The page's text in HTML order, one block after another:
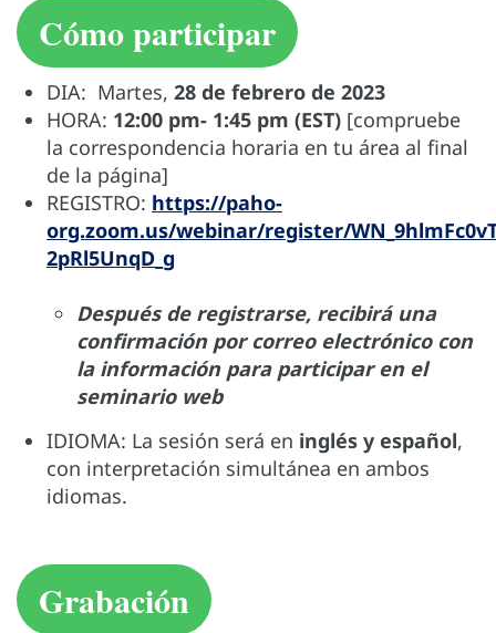
Cómo participar
DIA: Martes, 28 de febrero de 2023
HORA: 12:00 pm- 1:45 pm (EST) [compruebe
la correspondencia horaria en tu área al final
de la página]
REGISTRO: https://paho-
org.zoom.us/webinar/register/
2pRl5UnqD_g
Después de registrarse, recibirá una
confirmación por correo electrónico con
la información para participar en el
seminario web
IDIOMA: La sesión será en inglés y español,
con interpretación simultánea en ambos
idiomas.
Grabación